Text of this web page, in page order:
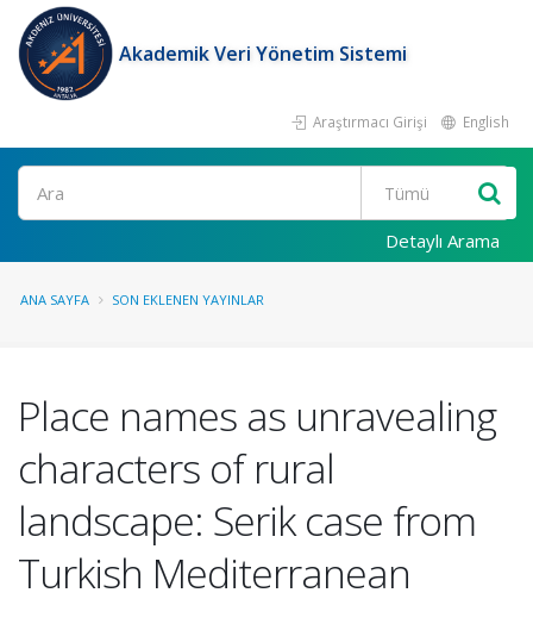
Akademik Veri Yönetim Sistemi
Araştırmacı Girişi English
Ara
Detaylı Arama
ANA SAYFA SON EKLENEN YAYINLAR
Place names as unravealing
characters of rural
landscape: Serik case from
Turkish Mediterranean